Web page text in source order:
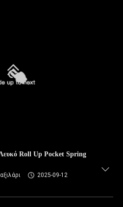
Roll Up Pocket Spring
2025-09-12